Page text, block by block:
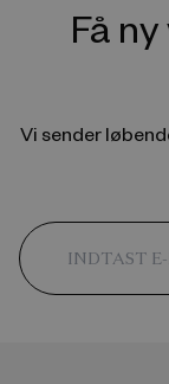
Få
Vi sender